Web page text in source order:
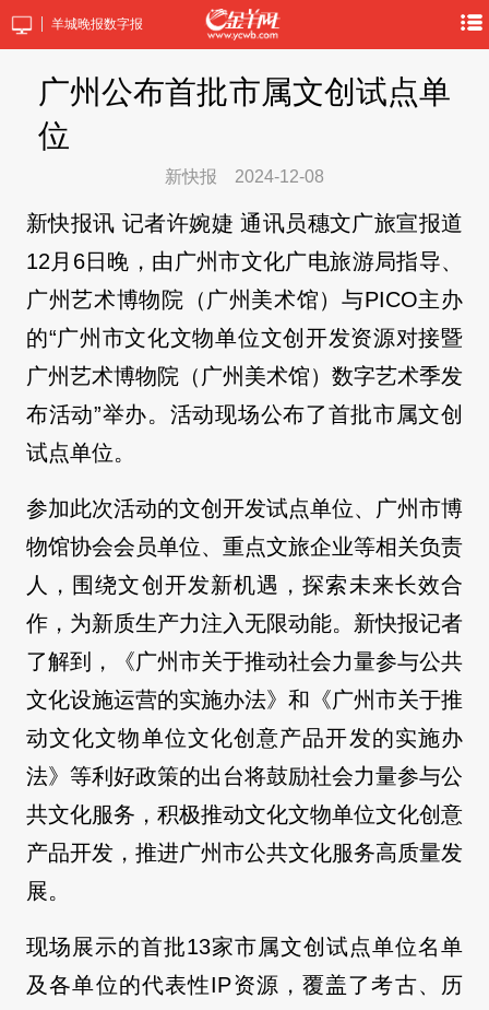
羊城晚报数字报
广州公布首批市属文创试点单
位
新快报 2024-12-08
新快报讯 记者许婉婕 通讯员穗文广旅宣报道
12月6日晚，由广州市文化广电旅游局指导、
广州艺术博物院（广州美术馆）与PICO主办
的“广州市文化文物单位文创开发资源对接暨
广州艺术博物院（广州美术馆）数字艺术季发
布活动”举办。活动现场公布了首批市属文创
试点单位。
参加此次活动的文创开发试点单位、广州市博
物馆协会会员单位、重点文旅企业等相关负责
人，围绕文创开发新机遇，探索未来长效合
作，为新质生产力注入无限动能。新快报记者
了解到，《广州市关于推动社会力量参与公共
文化设施运营的实施办法》和《广州市关于推
动文化文物单位文化创意产品开发的实施办
法》等利好政策的出台将鼓励社会力量参与公
共文化服务，积极推动文化文物单位文化创意
产品开发，推进广州市公共文化服务高质量发
展。
现场展示的首批13家市属文创试点单位名单
及各单位的代表性IP资源，覆盖了考古、历